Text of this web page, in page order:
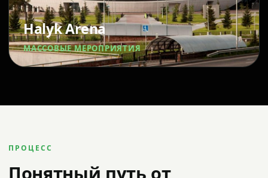
Halyk Arena
МАССОВЫЕ МЕРОПРИЯТИЯ
ПРОЦЕСС
Понятный путь от